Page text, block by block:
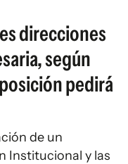
direcciones
según
pedirá
de un
Institucional y las